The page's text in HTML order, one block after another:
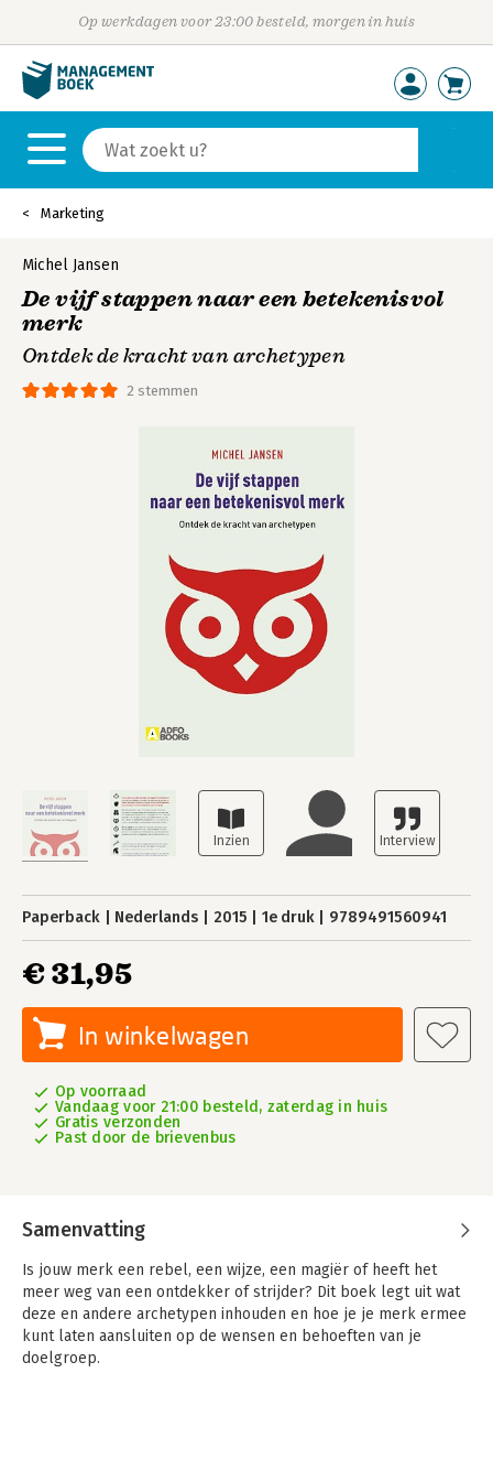
Op werkdagen voor 23:00 besteld, morgen in huis
Marketing
2 stemmen
Michel Jansen
De vijf stappen naar een betekenisvol
merk
Ontdek de kracht van archetypen
Paperback Nederlands 2015 1e druk 9789491560941
€ 31,95
In winkelwagen
Op voorraad
Vandaag voor 21:00 besteld, zaterdag in huis
Gratis verzonden
Past door de brievenbus
Samenvatting
Is jouw merk een rebel, een wijze, een magiër of heeft het
meer weg van een ontdekker of strijder? Dit boek legt uit wat
deze en andere archetypen inhouden en hoe je je merk ermee
kunt laten aansluiten op de wensen en behoeften van je
doelgroep.